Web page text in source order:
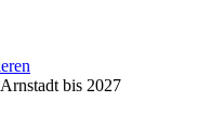
bis 2027